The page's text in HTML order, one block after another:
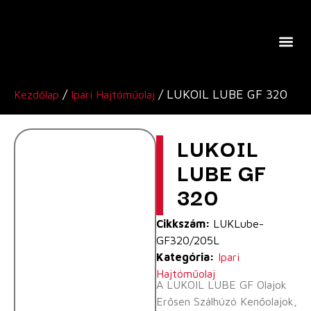
Kezdőlap / Ipari Hajtóműolaj / LUKOIL LUBE GF 320
LUKOIL
LUBE GF
320
Cikkszám: LUKLube-
GF320/205L
Kategória: Ipari
Hajtóműolaj
A LUKOIL LUBE GF Olajok
Erősen Szálhúzó Kenőolajok,